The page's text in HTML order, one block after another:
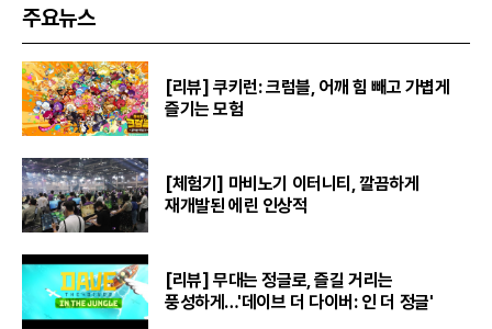
주요뉴스
[리뷰] 쿠키런: 크럼블, 어깨 힘 빼고 가볍게
즐기는 모험
[체험기] 마비노기 이터니티, 깔끔하게
재개발된 에린 인상적
[리뷰] 무대는 정글로, 즐길 거리는
풍성하게…'데이브 더 다이버: 인 더 정글'